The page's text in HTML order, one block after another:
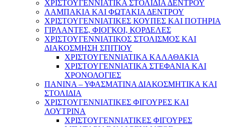
ΧΡΙΣΤΟΥΓΕΝΝΙΑΤΙΚΑ ΣΤΟΛΙΔΙΑ ΔΕΝΤΡΟΥ
ΛΑΜΠΑΚΙΑ ΚΑΙ ΦΩΤΑΚΙΑ ΔΕΝΤΡΟΥ
ΧΡΙΣΤΟΥΓΕΝΝΙΑΤΙΚΕΣ ΚΟΥΠΕΣ ΚΑΙ ΠΟΤΗΡΙΑ
ΓΙΡΛΑΝΤΕΣ, ΦΙΟΓΚΟΙ, ΚΟΡΔΕΛΕΣ
ΧΡΙΣΤΟΥΓΕΝΝΙΑΤΙΚΟΣ ΣΤΟΛΙΣΜΟΣ ΚΑΙ
ΔΙΑΚΟΣΜΗΣΗ ΣΠΙΤΙΟΥ
ΧΡΙΣΤΟΥΓΕΝΝΙΑΤΙΚΑ ΚΑΛΑΘΑΚΙΑ
ΧΡΙΣΤΟΥΓΕΝΝΙΑΤΙΚΑ ΣΤΕΦΑΝΙΑ ΚΑΙ
ΧΡΟΝΟΛΟΓΙΕΣ
ΠΑΝΙΝΑ – ΥΦΑΣΜΑΤΙΝΑ ΔΙΑΚΟΣΜΗΤΙΚΑ ΚΑΙ
ΣΤΟΛΙΔΙΑ
ΧΡΙΣΤΟΥΓΕΝΝΙΑΤΙΚΕΣ ΦΙΓΟΥΡΕΣ ΚΑΙ
ΛΟΥΤΡΙΝΑ
ΧΡΙΣΤΟΥΓΕΝΝΙΑΤΙΚΕΣ ΦΙΓΟΥΡΕΣ